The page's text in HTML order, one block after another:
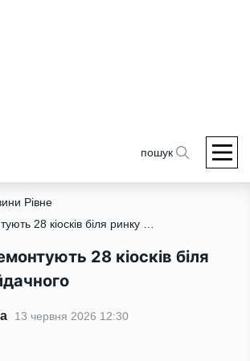
пошук
Рівне
/ У Рівному демонтують 28 кіосків біля ринку Сагайдачного
28 кіосків біля
13 червня 2026 12:30